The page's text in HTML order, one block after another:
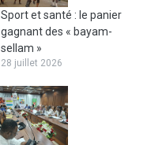
Sport et santé : le panier
gagnant des « bayam-
sellam »
28 juillet 2026